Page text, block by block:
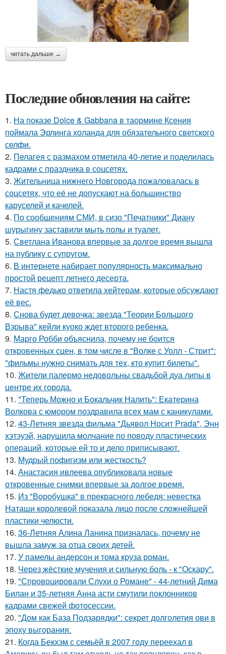
читать дальше →
Последние обновления на сайте:
1. На показе Dolce & Gabbana в таормине Ксения
поймала Эрлинга холанда для обязательного светского
селфи.
2. Пелагея с размахом отметила 40-летие и поделилась
кадрами с праздника в соцсетях.
3. Жительница нижнего Новгорода пожаловалась в
соцсетях, что её не допускают на большинство
каруселей и качелей.
4. По сообщениям СМИ, в сизо "Печатники" Диану
шурыгину заставили мыть полы и туалет.
5. Светлана Иванова впервые за долгое время вышла
на публику с супругом.
6. В интернете набирает популярность максимально
простой рецепт летнего десерта.
7. Настя федько ответила хейтерам, которые обсуждают
её вес.
8. Снова будет девочка: звезда "Теории Большого
Взрыва" кейли куоко ждет второго ребенка.
9. Марго Робби объяснила, почему не боится
откровенных сцен, в том числе в "Волке с Уолл - Стрит":
"фильмы нужно снимать для тех, кто купит билеты".
10. Жители палермо недовольны свадьбой дуа липы в
центре их города.
11. "Теперь Можно и Бокальчик Налить": Екатерина
Волкова с юмором поздравила всех мам с каникулами.
12. 43-Летняя звезда фильма "Дьявол Носит Prada", Энн
хэтэуэй, нарушила молчание по поводу пластических
операций, которые ей то и дело приписывают.
13. Мудрый пофигизм или жесткость?
14. Анастасия ивлеева опубликовала новые
откровенные снимки впервые за долгое время.
15. Из "Воробушка" в прекрасного лебедя: невестка
Наташи королевой показала лицо после сложнейшей
пластики челюсти.
16. 36-Летняя Алина Ланина призналась, почему не
вышла замуж за отца своих детей.
17. У памелы андерсон и тома круза роман.
18. Через жёсткие мучения и сильную боль - к "Оскару".
19. "Спровоцировали Слухи о Романе" - 44-летний Дима
Билан и 35-летняя Анна асти смутили поклонников
кадрами свежей фотосессии.
20. "Дом как База Подзарядки": секрет долголетия ови в
эпоху выгорания.
21. Когда Бекхэм с семьёй в 2007 году переехал в